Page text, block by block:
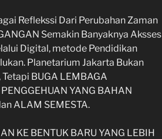
Reflekssi Dari Perubahan Zaman
Semakin Banyaknya Aksses
Digital, metode Pendidikan
Planetarium Jakarta Bukan
BUGA LEMBAGA
YANG BAHAN
ALAM SEMESTA.
KE BENTUK BARU YANG LEBIH